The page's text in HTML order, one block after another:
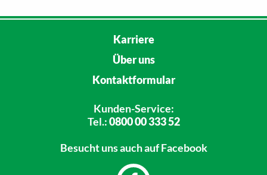
Karriere
Über uns
Kontaktformular
Kunden-Service:
Tel.:0800 00 333 52
Besucht unsauch auf Facebook